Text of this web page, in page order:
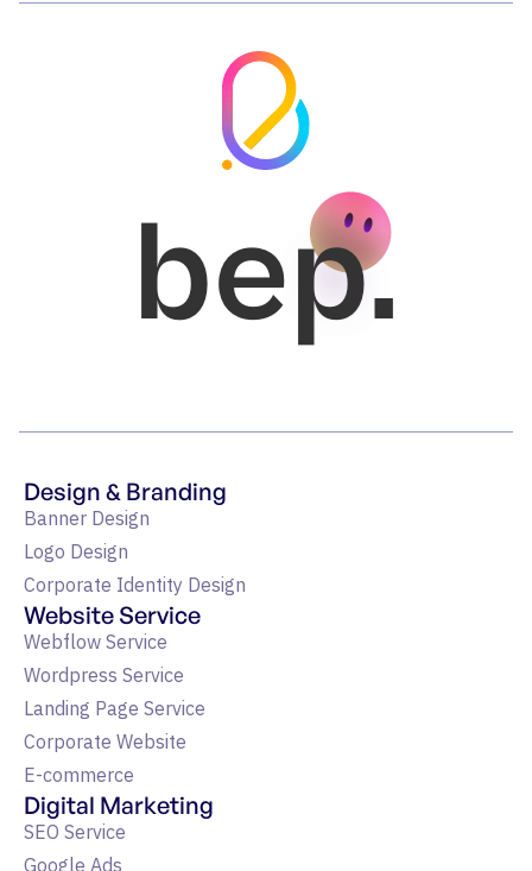
bep.
Design & Branding
Banner Design
Logo Design
Corporate Identity Design
Website Service
Webflow Service
Wordpress Service
Landing Page Service
Corporate Website
E-commerce
Digital Marketing
SEO Service